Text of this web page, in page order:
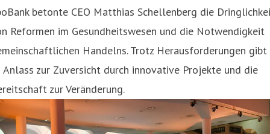
betonte CEO Matthias Schellenberg die
Reformen im Gesundheitswesen und die Notwendigkeit
Handelns. Trotz Herausforderungen gibt
Anlass zur Zuversicht durch innovative Projekte und die
zur Veränderung.